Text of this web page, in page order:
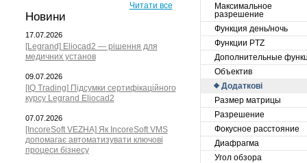
Читати все
Новини
17.07.2026
[Legrand] Eliocad2 — рішення для
медичних установ
09.07.2026
[IQ Trading] Підсумки сертифікаційного
курсу Legrand Eliocad2
07.07.2026
[IncoreSoft VEZHA] Як IncoreSoft VMS
допомагає автоматизувати ключові
процеси бізнесу
Максимальное
разрешение
Функция день/ночь
Функции PTZ
Дополнительные
Объектив
Додаткові
Размер матрицы
Разрешение
Фокусное расстояние
Диафрагма
Угол обзора